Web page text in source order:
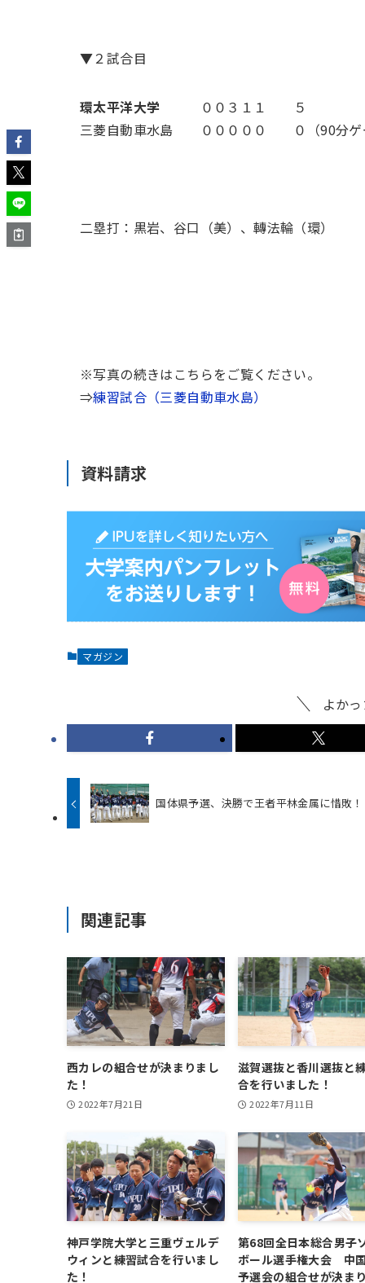
▼２試合目
環太平洋大学 ００３１１ ５
三菱自動車水島 ０００００ ０（90分ゲ
二塁打：黒岩、谷口（美）、轉法輪（環）
※写真の続きはこちらをご覧ください。
⇒練習試合（三菱自動車水島）
資料請求
マガジン
よか
国体県予選、決勝で王者平林金属に惜敗
関連記事
西カレの組合せが決まりまし
た！
2022年7月21日
滋賀選抜と香川選抜と
合を行いました！
2022年7月11日
神戸学院大学と三重ヴェルデ
ウィンと練習試合を行いまし
た！
第68回全日本総合男子
ボール選手権大会 中
予選会の組合せが決ま